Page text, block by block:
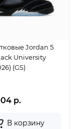
Jordan 5
University
(GS)
р.
В корзину